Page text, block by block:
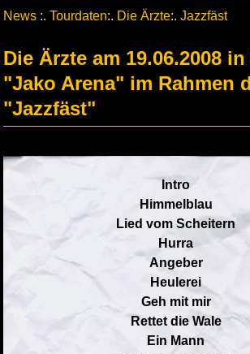
News :. Tourdaten:. Die Ärzte:. Jazzfäst
Die Ärzte am 19.06.2008
"Jako Arena" im Rahmen
"Jazzfäst"
Intro
Himmelblau
Lied vom Scheitern
Hurra
Angeber
Heulerei
Geh mit mir
Rettet die Wale
Ein Mann